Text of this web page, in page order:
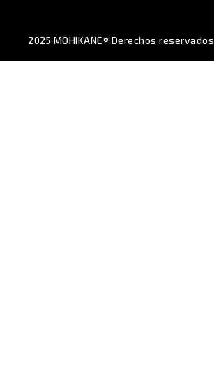
2025 MOHIKANE® Derechos reservados